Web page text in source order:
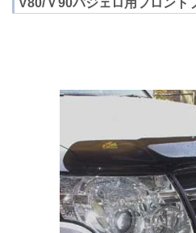
V80/Ｖ90パジェロ用フロント